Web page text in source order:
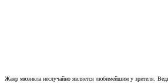
Жанр мюзикла неслучайно является любимейшим у зрителя.